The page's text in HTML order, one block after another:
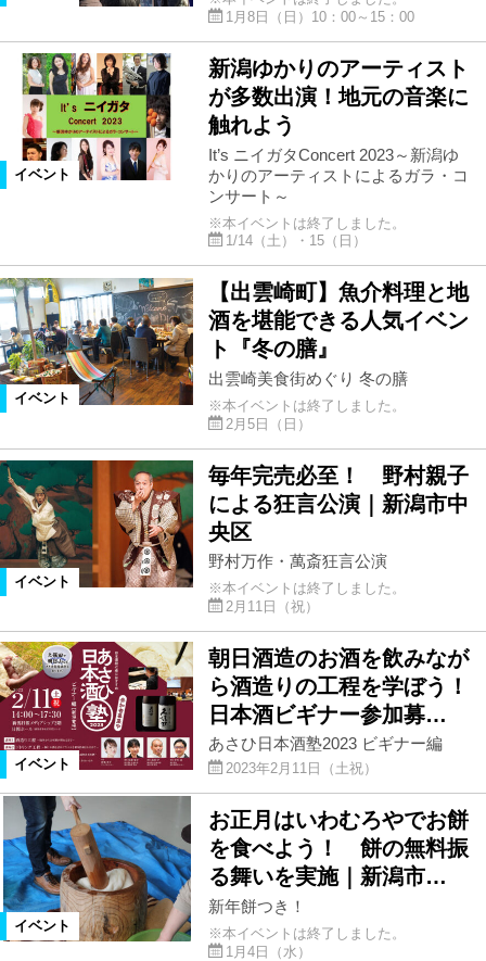
1月8日（日）10：00～15：00
イベント
新潟ゆかりのアーティスト
が多数出演！地元の音楽に
触れよう
It’s ニイガタConcert 2023～新潟ゆ
かりのアーティストによるガラ・コ
ンサート～
※本イベントは終了しました。
1/14（土）・15（日）
イベント
【出雲崎町】魚介料理と地
酒を堪能できる人気イベン
ト『冬の膳』
出雲崎美食街めぐり 冬の膳
※本イベントは終了しました。
2月5日（日）
イベント
毎年完売必至！ 野村親子
による狂言公演｜新潟市中
央区
野村万作・萬斎狂言公演
※本イベントは終了しました。
2月11日（祝）
イベント
朝日酒造のお酒を飲みなが
ら酒造りの工程を学ぼう！
日本酒ビギナー参加募…
あさひ日本酒塾2023 ビギナー編
2023年2月11日（土祝）
イベント
お正月はいわむろやでお餅
を食べよう！ 餅の無料振
る舞いを実施｜新潟市…
新年餅つき！
※本イベントは終了しました。
1月4日（水）